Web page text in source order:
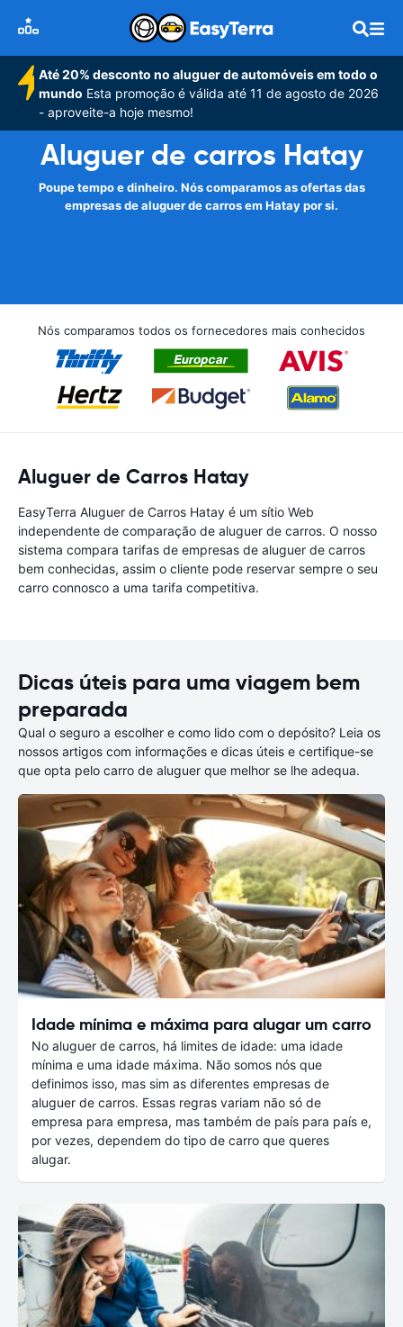
Até 20% desconto no aluguer de automóveis em todo o
mundo Esta promoção é válida até 11 de agosto de 2026
- aproveite-a hoje mesmo!
Aluguer de carros Hatay
Poupe tempo e dinheiro. Nós comparamos as ofertas das
empresas de aluguer de carros em Hatay por si.
Nós comparamos todos os fornecedores mais conhecidos
Aluguer de Carros Hatay
EasyTerra Aluguer de Carros Hatay é um sítio Web
independente de comparação de aluguer de carros. O nosso
sistema compara tarifas de empresas de aluguer de carros
bem conhecidas, assim o cliente pode reservar sempre o seu
carro connosco a uma tarifa competitiva.
Dicas úteis para uma viagem bem
preparada
Qual o seguro a escolher e como lido com o depósito? Leia os
nossos artigos com informações e dicas úteis e certifique-se
que opta pelo carro de aluguer que melhor se lhe adequa.
Idade mínima e máxima para alugar um carro
No aluguer de carros, há limites de idade: uma idade
mínima e uma idade máxima. Não somos nós que
definimos isso, mas sim as diferentes empresas de
aluguer de carros. Essas regras variam não só de
empresa para empresa, mas também de país para país e,
por vezes, dependem do tipo de carro que queres
alugar.